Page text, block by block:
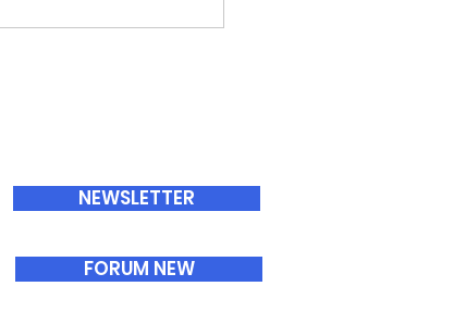
NEWSLETTER
FORUM NEW